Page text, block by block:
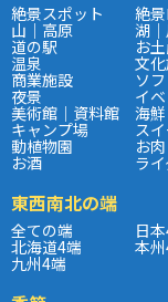
絶景スポット 絶
山｜高原 湖
道の駅 お
温泉 文
商業施設 ソ
夜景 イ
美術館｜資料館 海鮮
キャンプ場 ス
動植物園 お肉
お酒 ラ
東西南北の端
全ての端 日
北海道4端 本
九州4端